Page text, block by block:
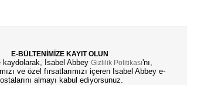
E-BÜLTENİMİZE KAYIT OLUN
kaydolarak, Isabel Abbey Gizlilik Politikası'nı,
ve özel fırsatlarımızı içeren Isabel Abbey e-
almayı kabul ediyorsunuz.